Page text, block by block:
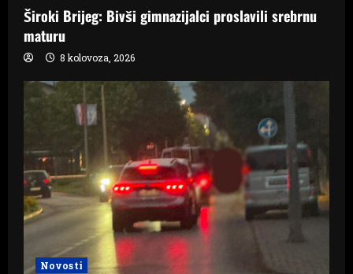
Široki Brijeg: Bivši gimnazijalci proslavili srebrnu
maturu
8 kolovoza, 2026
Novosti